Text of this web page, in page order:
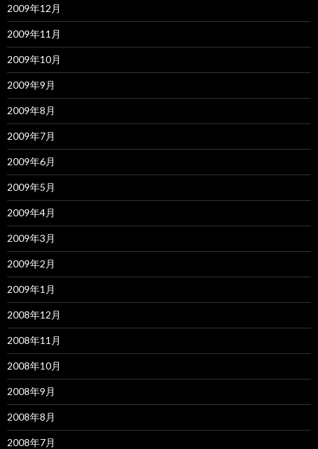
2009年12月
2009年11月
2009年10月
2009年9月
2009年8月
2009年7月
2009年6月
2009年5月
2009年4月
2009年3月
2009年2月
2009年1月
2008年12月
2008年11月
2008年10月
2008年9月
2008年8月
2008年7月